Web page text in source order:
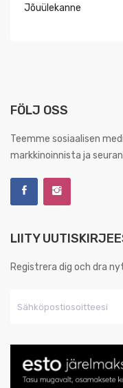
Jõuülekanne
FÖLJ OSS
Teemme sosiaalisen
markkinoinnista ja
LIITY
Registrera dig och dra